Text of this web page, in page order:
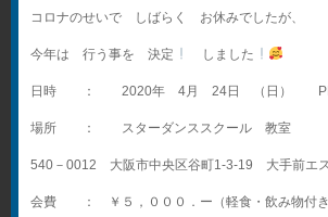
コロナのせいで しばらく お休みでしたが、
今年は 行う事を 決定 しました
日時 ： 2020年 4月 24日 （日）
場所 ： スターダンススクール 教室
540－0012 大阪市中央区谷町1-3-19 大手前エ
会費 ： ￥５，０００．ー（軽食・飲み物付き